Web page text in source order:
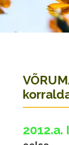
2012.a.